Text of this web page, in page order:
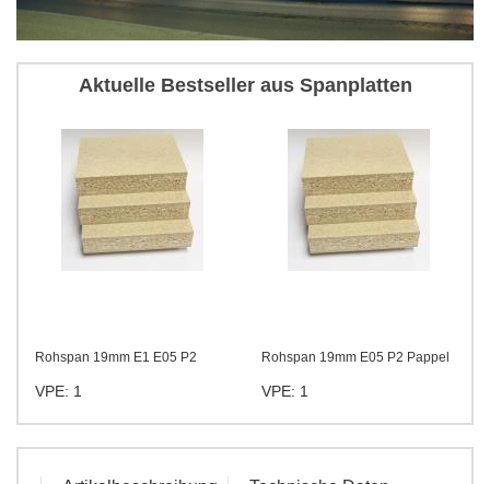
Aktuelle Bestseller aus Spanplatten
Rohspan 19mm E05 P2 Pappel Rohspan 19mm E1 P3